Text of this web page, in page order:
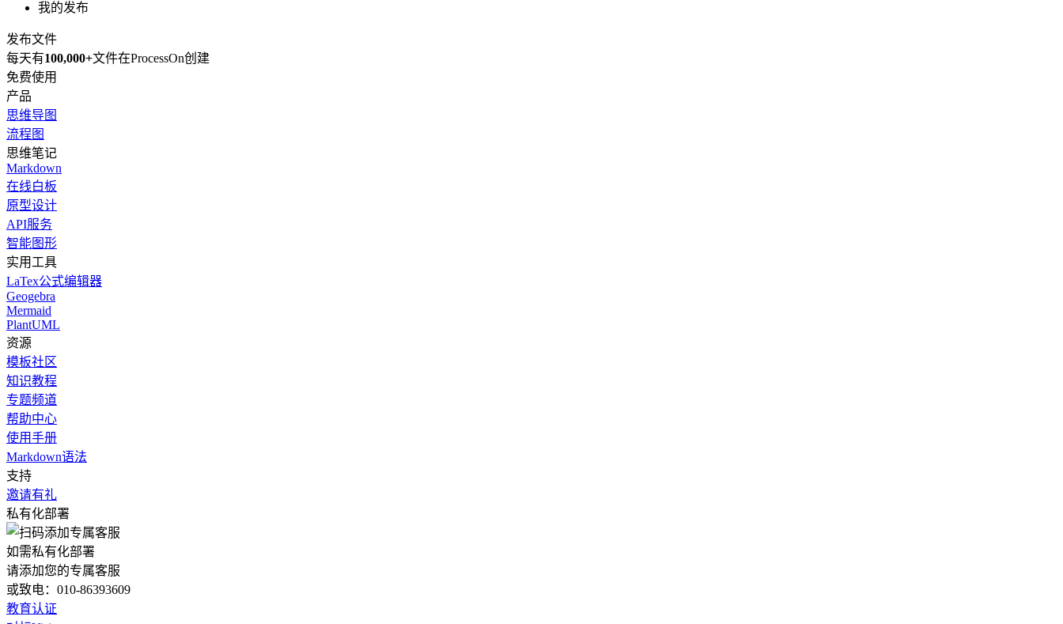
我的发布
发布文件
每天有100,000+文件在ProcessOn创建
免费使用
产品
思维导图
流程图
思维笔记
Markdown
在线白板
原型设计
API服务
智能图形
实用工具
LaTex公式编辑器
Geogebra
Mermaid
PlantUML
资源
模板社区
知识教程
专题频道
帮助中心
使用手册
Markdown语法
支持
邀请有礼
私有化部署
如需私有化部署
请添加您的专属客服
或致电：010-86393609
教育认证